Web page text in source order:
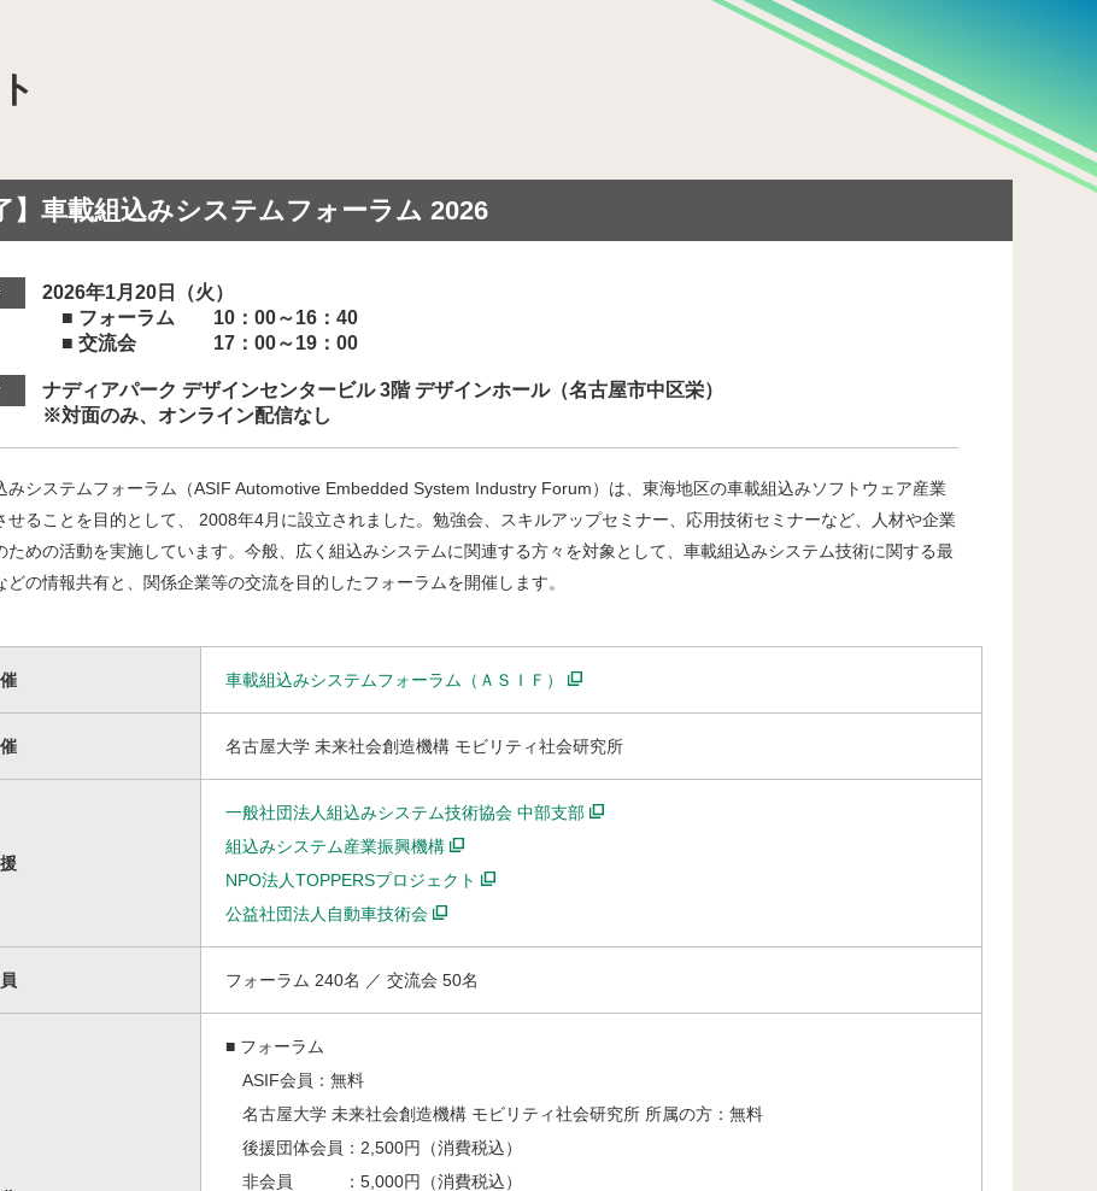
世代につなぐマイモビリティ共創拠点」
ソーシアム（HMHS）
実装プラットフォーム（CAMIP）
スタイル革命のための超学際移動イノベーション人材養成学位プログラム（TMI）」
ープログラム（NUSIP）
】車載組込みシステムフォーラム 2026
2026年1月20日（火）
■ フォーラム 10：00～16：40
■ 交流会 17：00～19：00
ナディアパーク デザインセンタービル 3階 デザインホール（名古屋市中区栄）
※対面のみ、オンライン配信なし
みシステムフォーラム（ASIF Automotive Embedded System Industry Forum）は、東海地区の車載組込みソフトウェア産業
せることを目的として、 2008年4月に設立されました。勉強会、スキルアップセミナー、応用技術セミナーなど、人材や企業
ための活動を実施しています。今般、広く組込みシステムに関連する方々を対象として、車載組込みシステム技術に関する最
どの情報共有と、関係企業等の交流を目的したフォーラムを開催します。
車載組込みシステムフォーラム（ＡＳＩＦ）
名古屋大学 未来社会創造機構 モビリティ社会研究所
一般社団法人組込みシステム技術協会 中部支部
組込みシステム産業振興機構
NPO法人TOPPERSプロジェクト
公益社団法人自動車技術会
フォーラム 240名 ／ 交流会 50名
■ フォーラム
ASIF会員：無料
名古屋大学 未来社会創造機構 モビリティ社会研究所 所属の方：無料
後援団体会員：2,500円（消費税込）
非会員 ：5,000円（消費税込）